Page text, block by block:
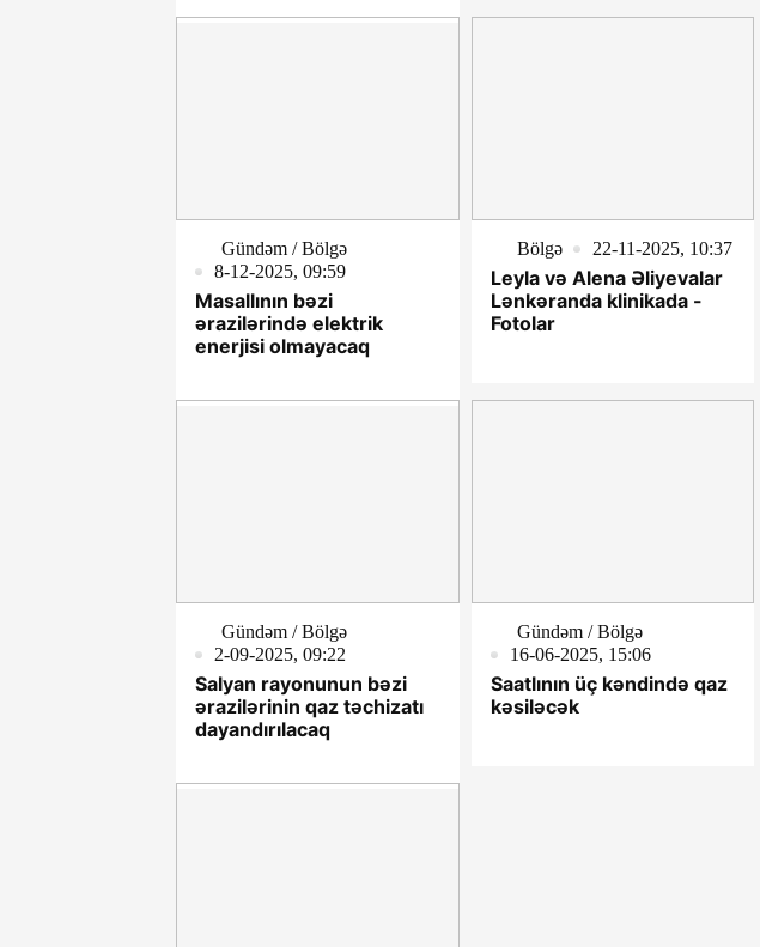
Gündəm / Bölgə
8-12-2025, 09:59
Masallının bəzi
ərazilərində elektrik
enerjisi olmayacaq
Bölgə 22-11-2025, 10:37
Leyla və Alena Əliyevalar
Lənkəranda klinikada -
Fotolar
Gündəm / Bölgə
2-09-2025, 09:22
Salyan rayonunun bəzi
ərazilərinin qaz təchizatı
dayandırılacaq
Gündəm / Bölgə
16-06-2025, 15:06
Saatlının üç kəndində qaz
kəsiləcək